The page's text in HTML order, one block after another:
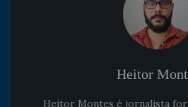
Heitor
Heitor Montes é jornalista